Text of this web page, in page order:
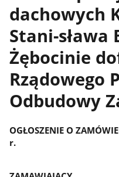
dachowych
Stani-sława
Żębocinie
Rządowego
Odbudowy
OGŁOSZENIE O
r.